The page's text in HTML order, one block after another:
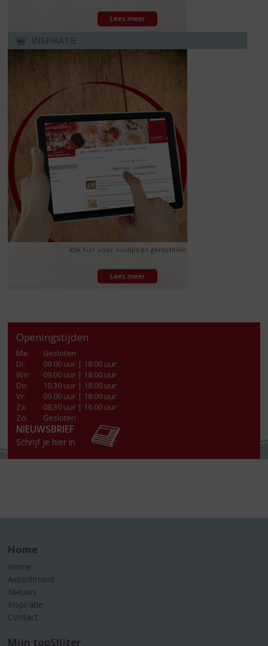
Lees meer
INSPIRATIE
Klik hier voor mixtips en gerechten!
Lees meer
Openingstijden
Ma:
Gesloten
Di:
09.00 uur | 18.00 uur
Wo:
09.00 uur | 18.00 uur
Do:
10.30 uur | 18.00 uur
Vr:
09.00 uur | 18.00 uur
Za:
08.30 uur | 16.00 uur
Zo:
Gesloten
NIEUWSBRIEF
Schrijf je hier in
Home
Home
Assortiment
Nieuws
Inspiratie
Contact
Mijn topSlijter